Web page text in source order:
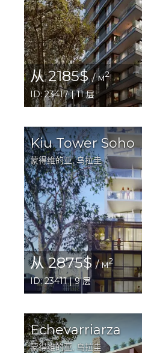
从 2185$/ м2
ID: 23417 | 11 层
Kiu Tower Soho
蒙得维的亚, 乌拉圭
从 2875$/ м2
ID: 23411 | 9 层
Echevarriarza
蒙得维的亚, 乌拉圭